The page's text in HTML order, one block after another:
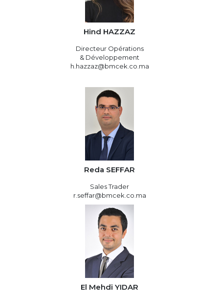
Hind HAZZAZ
Directeur Opérations
& Développement
h.hazzaz@bmcek.co.ma
Reda SEFFAR
Sales Trader
r.seffar@bmcek.co.ma
El Mehdi YIDAR